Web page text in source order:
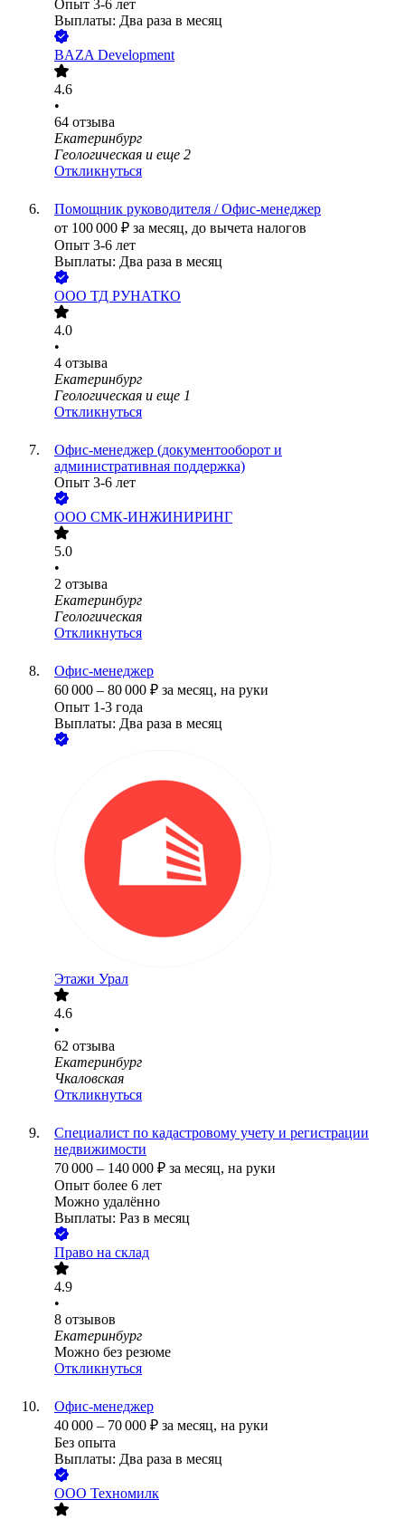
Опыт 3-6 лет
Выплаты: Два раза в месяц
BAZA Development
4.6
•
64 отзыва
Екатеринбург
Геологическая и еще 2
Откликнуться
Помощник руководителя / Офис-менеджер
от 100 000 ₽ за месяц, до вычета налогов
Опыт 3-6 лет
Выплаты: Два раза в месяц
ООО ТД РУНАТКО
4.0
•
4 отзыва
Екатеринбург
Геологическая и еще 1
Откликнуться
Офис‑менеджер (документооборот и
административная поддержка)
Опыт 3-6 лет
ООО СМК-ИНЖИНИРИНГ
5.0
•
2 отзыва
Екатеринбург
Геологическая
Откликнуться
Офис-менеджер
60 000 – 80 000 ₽ за месяц, на руки
Опыт 1-3 года
Выплаты: Два раза в месяц
Этажи Урал
4.6
•
62 отзыва
Екатеринбург
Чкаловская
Откликнуться
Специалист по кадастровому учету и регистрации
недвижимости
70 000 – 140 000 ₽ за месяц, на руки
Опыт более 6 лет
Можно удалённо
Выплаты: Раз в месяц
Право на склад
4.9
•
8 отзывов
Екатеринбург
Можно без резюме
Откликнуться
Офис-менеджер
40 000 – 70 000 ₽ за месяц, на руки
Без опыта
Выплаты: Два раза в месяц
ООО Техномилк